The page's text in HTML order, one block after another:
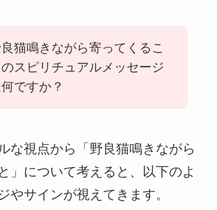
猫鳴きながら寄ってくるこ
のスピリチュアルメッセージ
ですか？
な視点から「野良猫鳴きながら
」について考えると、以下のよ
やサインが視えてきます。